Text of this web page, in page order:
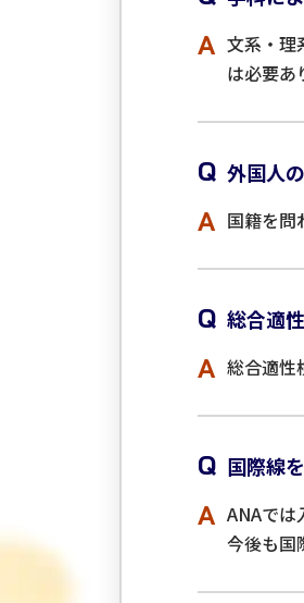
A 文系・理
は必要あ
Q 外国人
A 国籍を問
Q 総合適
A 総合適性
Q 国際線
A ANAでは
今後も国